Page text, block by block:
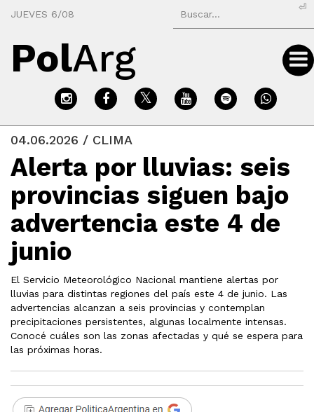
JUEVES 6/08
⏎
PolArg
04.06.2026 / CLIMA
Alerta por lluvias: seis
provincias siguen bajo
advertencia este 4 de
junio
El Servicio Meteorológico Nacional mantiene alertas por
lluvias para distintas regiones del país este 4 de junio. Las
advertencias alcanzan a seis provincias y contemplan
precipitaciones persistentes, algunas localmente intensas.
Conocé cuáles son las zonas afectadas y qué se espera para
las próximas horas.